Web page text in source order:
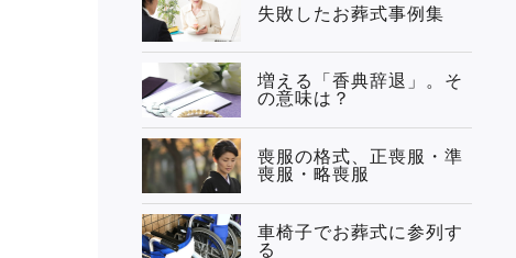
失敗したお葬式事例集
増える「香典辞退」。そ
の意味は？
喪服の格式、正喪服・準
喪服・略喪服
車椅子でお葬式に参列す
る